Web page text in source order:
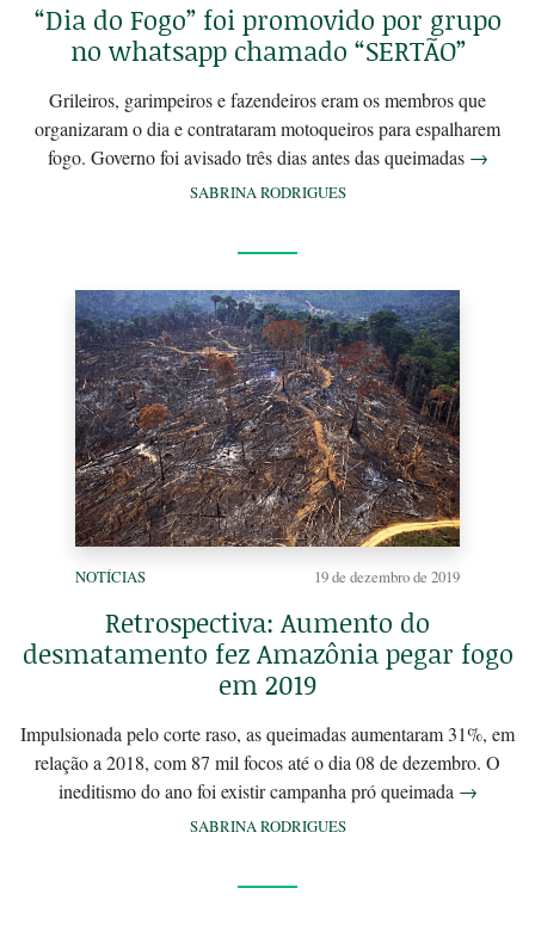
“Dia do Fogo” foi promovido por grupo
no whatsapp chamado “SERTÃO”
Grileiros, garimpeiros e fazendeiros eram os membros que
organizaram o dia e contrataram motoqueiros para espalharem
fogo. Governo foi avisado três dias antes das queimadas →
SABRINA RODRIGUES
NOTÍCIAS 19 de dezembro de 2019
Retrospectiva: Aumento do
desmatamento fez Amazônia pegar fogo
em 2019
Impulsionada pelo corte raso, as queimadas aumentaram 31%, em
relação a 2018, com 87 mil focos até o dia 08 de dezembro. O
ineditismo do ano foi existir campanha pró queimada →
SABRINA RODRIGUES